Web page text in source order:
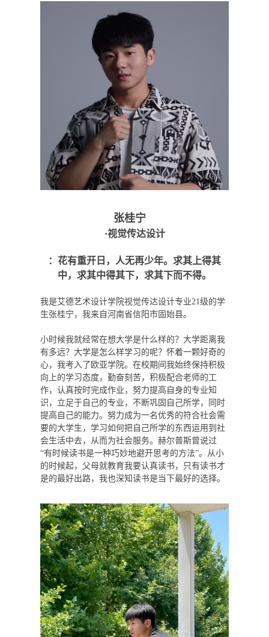
张桂宁
·视觉传达设计
：花有重开日，人无再少年。求其上得其
中，求其中得其下，求其下而不得。
我是艾德艺术设计学院视觉传达设计专业21级的学
生张桂宁，我来自河南省信阳市固始县。
小时候我就经常在想大学是什么样的？大学距离我
有多远？大学是怎么样学习的呢？怀着一颗好奇的
心，我考入了欧亚学院。在校期间我始终保持积极
向上的学习态度，勤奋刻苦，积极配合老师的工
作，认真按时完成作业，努力提高自身的专业知
识，立足于自己的专业，不断巩固自己所学，同时
提高自己的能力。努力成为一名优秀的符合社会需
要的大学生，学习如何把自己所学的东西运用到社
会生活中去，从而为社会服务。赫尔普斯曾说过
“有时候读书是一种巧妙地避开思考的方法”。从小
的时候起，父母就教育我要认真读书，只有读书才
是的最好出路，我也深知读书是当下最好的选择。